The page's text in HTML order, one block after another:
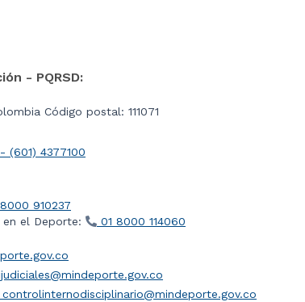
- PQRSD:
Código postal: 111071
(601) 4377100
910237
en el Deporte:
01 8000 114060
controlinternodisciplinario@mindeporte.gov.co